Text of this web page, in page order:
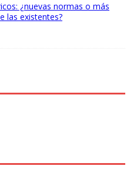
¿nuevas normas o más
las existentes?